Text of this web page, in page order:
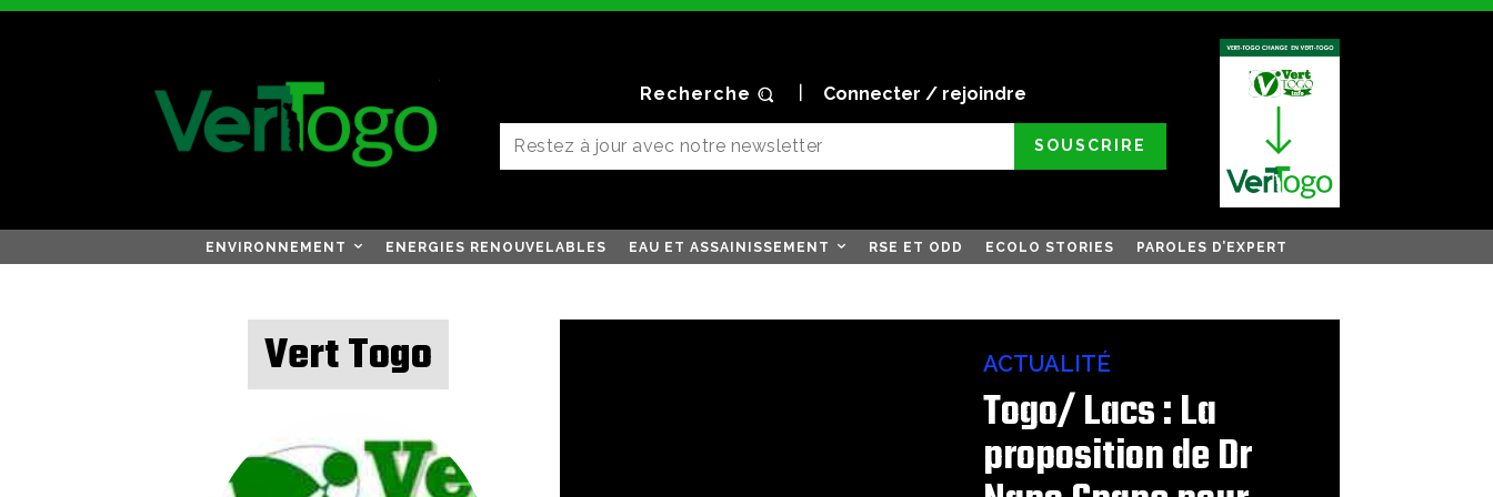
Recherche Connecter / rejoindre
SOUSCRIRE
ENVIRONNEMENT ENERGIES RENOUVELABLES EAU ET ASSAINISSEMENT RSE ET ODD ECOLO STORIES PAROLES D’EXPERT
Vert Togo ACTUALITÉ
Togo/ Lacs : La
proposition de Dr